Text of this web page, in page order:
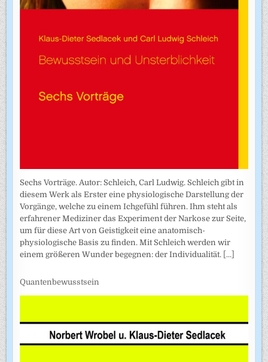
Sechs Vorträge. Autor: Schleich, Carl Ludwig. Schleich gibt in
diesem Werk als Erster eine physiologische Darstellung der
Vorgänge, welche zu einem Ichgefühl führen. Ihm steht als
erfahrener Mediziner das Experiment der Narkose zur Seite,
um für diese Art von Geistigkeit eine anatomisch-
physiologische Basis zu finden. Mit Schleich werden wir
einem größeren Wunder begegnen: der Individualität. [...]
Quantenbewusstsein